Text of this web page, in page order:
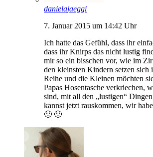
danielajaeggi
7. Januar 2015 um 14:42 Uhr
Ich hatte das Gefühl, dass ihr
dass ihr Knirps das nicht lustig
mir so ein bisschen vor, wie im
den kleinsten Kindern setzen sich
Reihe und die Kleinen möchten
Papas Hosentasche verkriechen,
sind, mit all den „lustigen“
kannst jetzt rauskommen, wir
🙂 🙂